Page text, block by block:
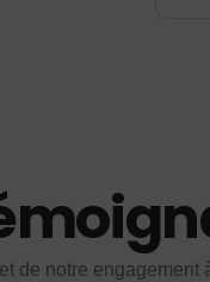
de notre engagement